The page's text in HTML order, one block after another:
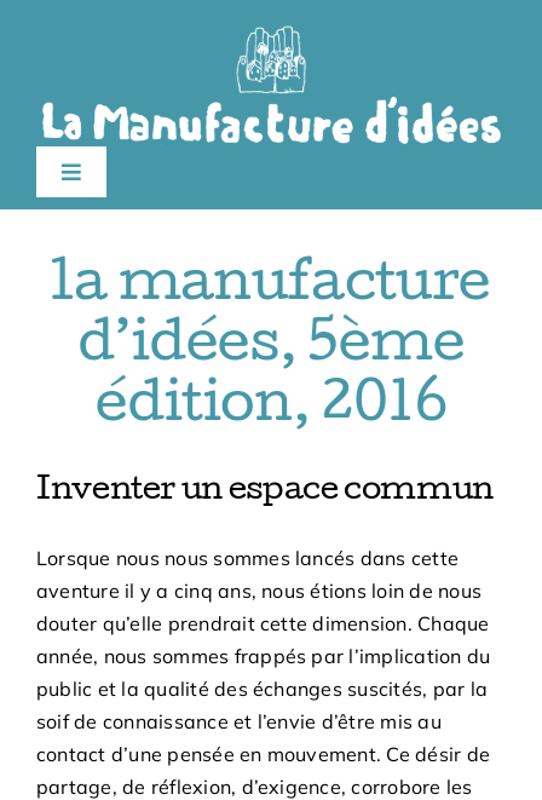
Toggle
Navigation
Le festival
Billetterie
Infos pratiques
Adhésions
Archives
Contact
la manufacture
d’idées, 5ème
édition, 2016
Inventer un espace commun
Lorsque nous nous sommes lancés dans cette
aventure il y a cinq ans, nous étions loin de nous
douter qu’elle prendrait cette dimension. Chaque
année, nous sommes frappés par l’implication du
public et la qualité des échanges suscités, par la
soif de connaissance et l’envie d’être mis au
contact d’une pensée en mouvement. Ce désir de
partage, de réflexion, d’exigence, corrobore les